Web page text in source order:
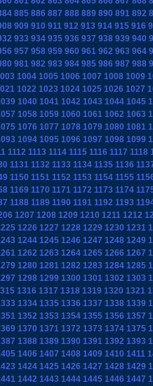
885 886 887 888 889 890 891 892
909 910 911 912 913 914 915 916
933 934 935 936 937 938 939 940
957 958 959 960 961 962 963 964
981 982 983 984 985 986 987 988
1004 1005 1006 1007 1008 1009
1022 1023 1024 1025 1026 1027
1040 1041 1042 1043 1044 1045
1058 1059 1060 1061 1062 1063
1076 1077 1078 1079 1080 1081
1094 1095 1096 1097 1098 1099
1112 1113 1114 1115 1116 1117 1118
1131 1132 1133 1134 1135 1136
1150 1151 1152 1153 1154 1155
1169 1170 1171 1172 1173 1174
1188 1189 1190 1191 1192 1193
1207 1208 1209 1210 1211 1212
1226 1227 1228 1229 1230 1231
1244 1245 1246 1247 1248 1249
1262 1263 1264 1265 1266 1267
1280 1281 1282 1283 1284 1285
1298 1299 1300 1301 1302 1303
1316 1317 1318 1319 1320 1321
1334 1335 1336 1337 1338 1339
1352 1353 1354 1355 1356 1357
1370 1371 1372 1373 1374 1375
1388 1389 1390 1391 1392 1393
1406 1407 1408 1409 1410 1411
1424 1425 1426 1427 1428 1429
1442 1443 1444 1445 1446 1447